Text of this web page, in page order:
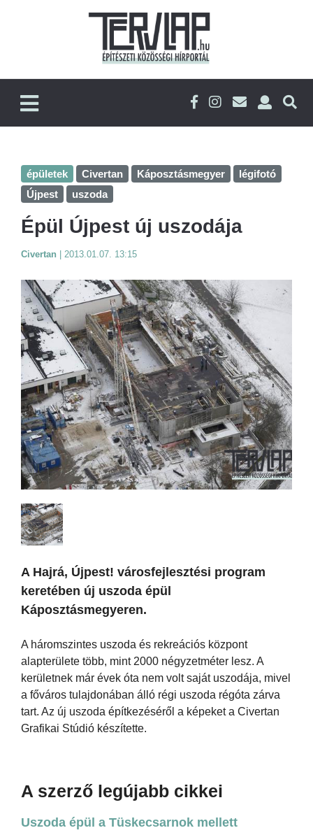
épületek Civertan Káposztásmegyer
légifotó
Újpest
uszoda
Épül Újpest új uszodája
Civertan 2013.01.07. 13:15
A Hajrá, Újpest! városfejlesztési program
keretében új uszoda épül
Káposztásmegyeren.
A háromszintes uszoda és rekreációs központ
alapterülete több, mint 2000 négyzetméter lesz. A
kerületnek már évek óta nem volt saját uszodája, mivel
a főváros tulajdonában álló régi uszoda régóta zárva
tart. Az új uszoda építkezéséről a képeket a Civertan
Grafikai Stúdió készítette.
A szerző legújabb cikkei
Uszoda épül a Tüskecsarnok mellett